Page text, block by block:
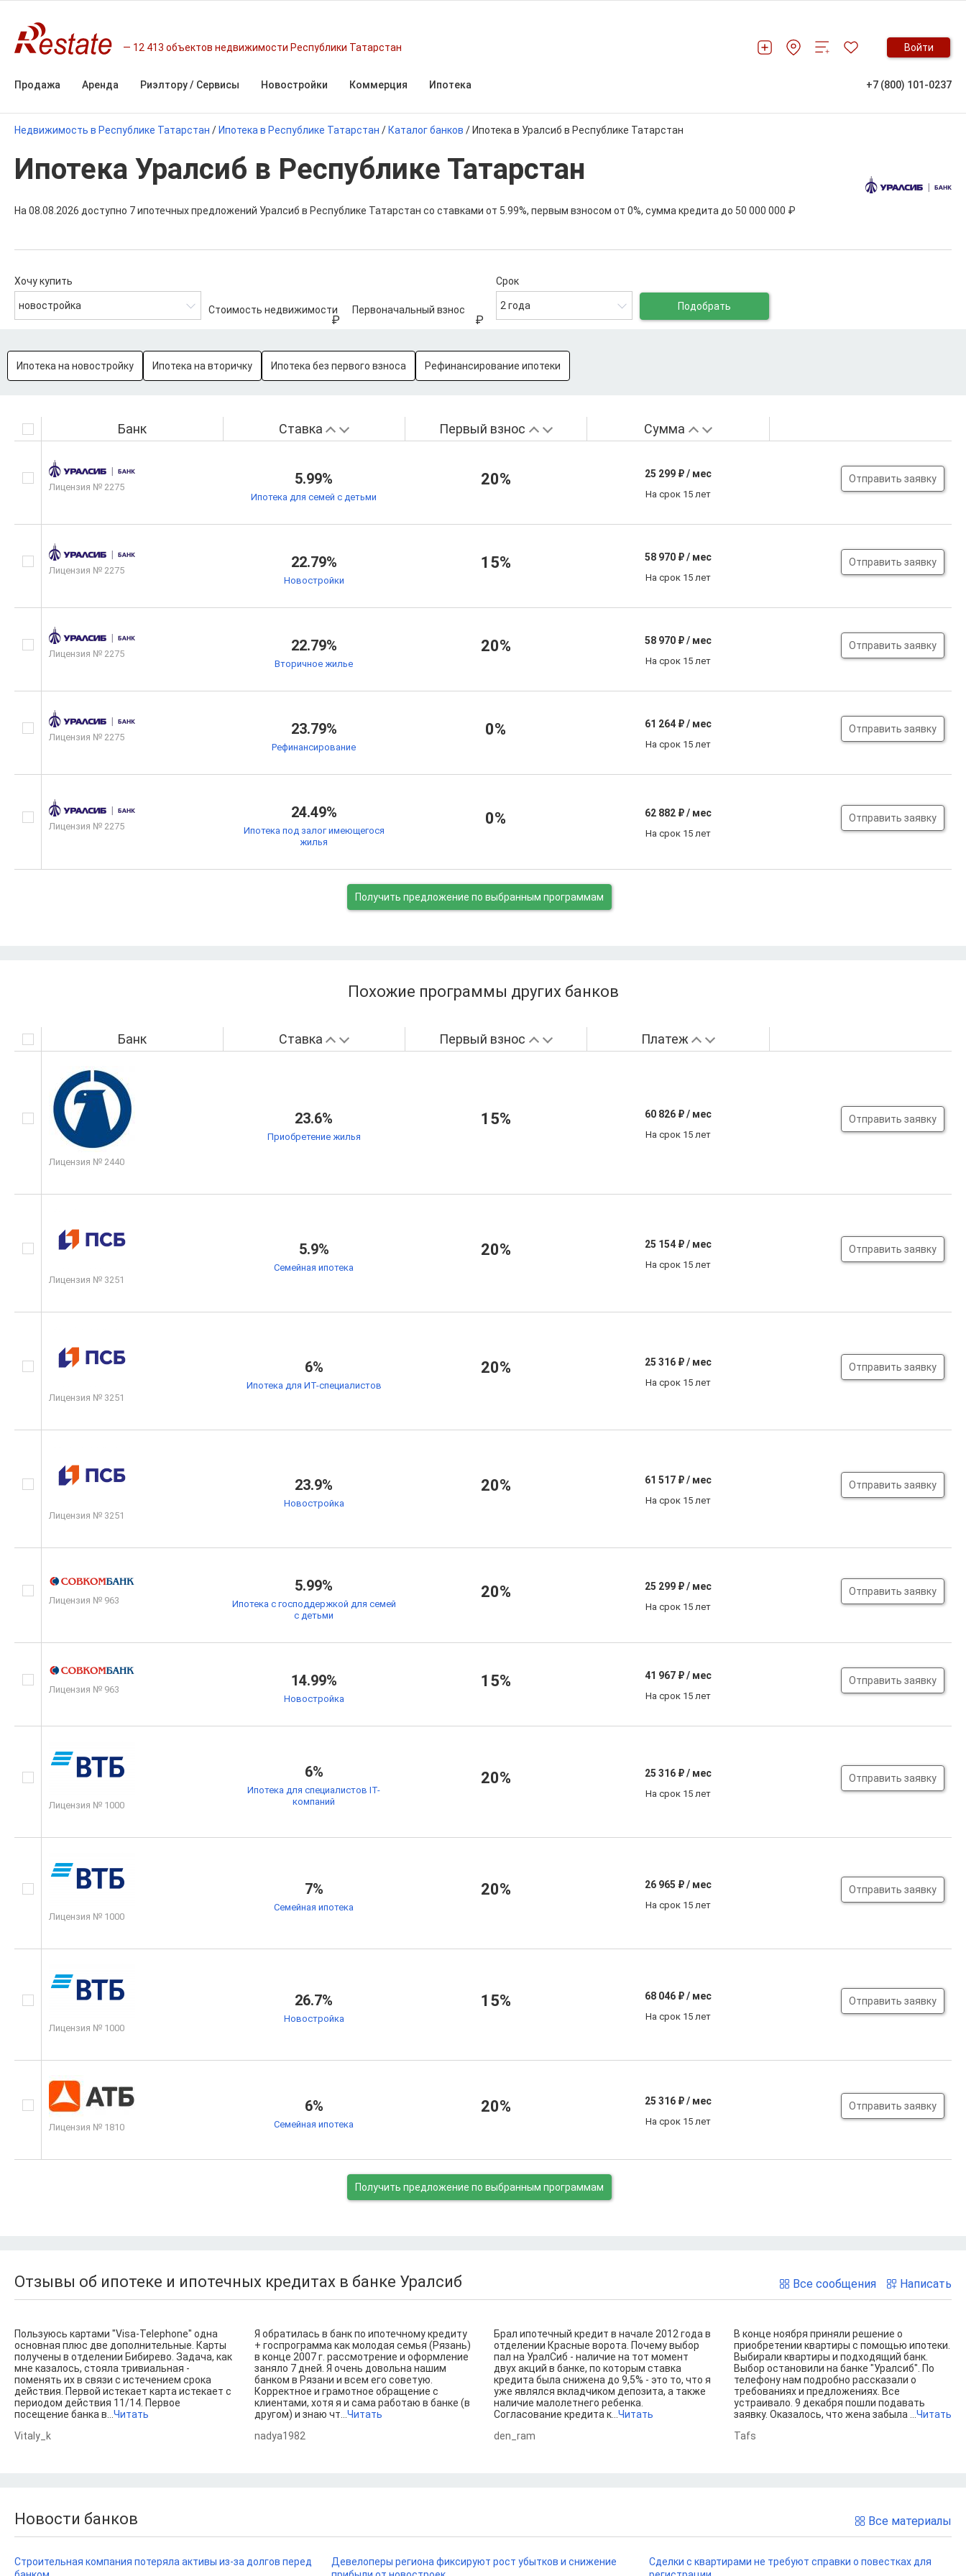
12 413 объектов недвижимости Республики Татарстан Войти
Продажа Аренда Риэлтору / Сервисы Новостройки Коммерция Ипотека +7 (800) 101-0237
Недвижимость в Республике Татарстан / Ипотека в Республике Татарстан / Каталог банков / Ипотека в Уралсиб в Республике Татарстан
Ипотека Уралсиб в Республике Татарстан
На 08.08.2026 доступно 7 ипотечных предложений Уралсиб в Республике Татарстан со ставками от 5.99%, первым взносом от 0%, сумма кредита до 50 000 000 ₽
Хочу купить
новостройка Стоимость недвижимости Первоначальный взнос
Срок
2 года Подобрать
Ипотека на новостройку Ипотека на вторичку Ипотека без первого взноса Рефинансирование ипотеки
Банк Ставка Первый взнос Сумма
Лицензия № 2275 5.99%
Ипотека для семей с детьми
20% 25 299₽ / мес
На срок 15 лет
Отправить заявку
Лицензия № 2275 22.79%
Новостройки
15% 58 970₽ / мес
На срок 15 лет
Отправить заявку
Лицензия № 2275 22.79%
Вторичное жилье
20% 58 970₽ / мес
На срок 15 лет
Отправить заявку
Лицензия № 2275 23.79%
Рефинансирование
0% 61 264₽ / мес
На срок 15 лет
Отправить заявку
Лицензия № 2275
24.49%
Ипотека под залог имеющегося
жилья
0% 62 882₽ / мес
На срок 15 лет
Отправить заявку
Получить предложение по выбранным программам
Похожие программы других банков
Банк Ставка Первый взнос Платеж
Лицензия № 2440
23.6%
Приобретение жилья
15% 60 826₽ / мес
На срок 15 лет
Отправить заявку
Лицензия № 3251
5.9%
Семейная ипотека
20% 25 154₽ / мес
На срок 15 лет
Отправить заявку
Лицензия № 3251
6%
Ипотека для ИТ-специалистов
20% 25 316₽ / мес
На срок 15 лет
Отправить заявку
Лицензия № 3251
23.9%
Новостройка
20% 61 517₽ / мес
На срок 15 лет
Отправить заявку
Лицензия № 963
5.99%
Ипотека с господдержкой для семей
с детьми
20% 25 299₽ / мес
На срок 15 лет
Отправить заявку
Лицензия № 963
14.99%
Новостройка
15% 41 967₽ / мес
На срок 15 лет
Отправить заявку
Лицензия № 1000
6%
Ипотека для специалистов IT-
компаний
20% 25 316₽ / мес
На срок 15 лет
Отправить заявку
Лицензия № 1000
7%
Семейная ипотека
20% 26 965 ₽ / мес
На срок 15 лет
Отправить заявку
Лицензия № 1000
26.7%
Новостройка
15% 68 046₽ / мес
На срок 15 лет
Отправить заявку
Лицензия № 1810
6%
Семейная ипотека
20% 25 316₽ / мес
На срок 15 лет
Отправить заявку
Получить предложение по выбранным программам
Все сообщения Написать
Отзывы об ипотеке и ипотечных кредитах в банке Уралсиб
Пользуюсь картами "Visa-Telephone" одна
основная плюс две дополнительные. Карты
получены в отделении Бибирево. Задача, как
мне казалось, стояла тривиальная -
поменять их в связи с истечением срока
действия. Первой истекает карта истекает с
периодом действия 11/14. Первое
посещение банка в... Читать
Vitaly_k
Я обратилась в банк по ипотечному кредиту
+ госпрограмма как молодая семья (Рязань)
в конце 2007 г. рассмотрение и оформление
заняло 7 дней. Я очень довольна нашим
банком в Рязани и всем его советую.
Корректное и грамотное обращение с
клиентами, хотя я и сама работаю в банке (в
другом) и знаю чт... Читать
nadya1982
Брал ипотечный кредит в начале 2012 года в
отделении Красные ворота. Почему выбор
пал на УралСиб - наличие на тот момент
двух акций в банке, по которым ставка
кредита была снижена до 9,5% - это то, что я
уже являлся вкладчиком депозита, а также
наличие малолетнего ребенка.
Согласование кредита к... Читать
den_ram
В конце ноября приняли решение о
приобретении квартиры с помощью ипотеки.
Выбирали квартиры и подходящий банк.
Выбор остановили на банке "Уралсиб". По
телефону нам подробно рассказали о
требованиях и предложениях. Все
устраивало. 9 декабря пошли подавать
заявку. Оказалось, что жена забыла ... Читать
Tafs
Все материалы
Новости банков
Строительная компания потеряла активы из-за долгов перед
Девелоперы региона фиксируют рост убытков и снижение
Сделки с квартирами не требуют справки о повестках для